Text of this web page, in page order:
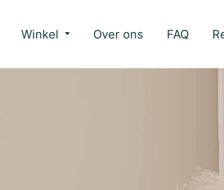
Winkel Over ons FAQ